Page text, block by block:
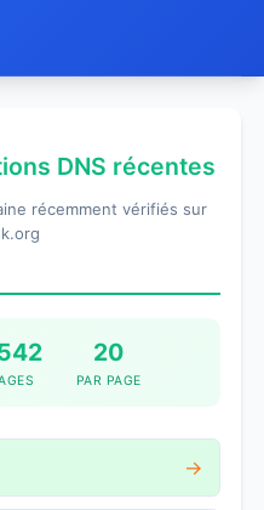
DNS récentes
récemment vérifiés sur
20
PAR PAGE
→